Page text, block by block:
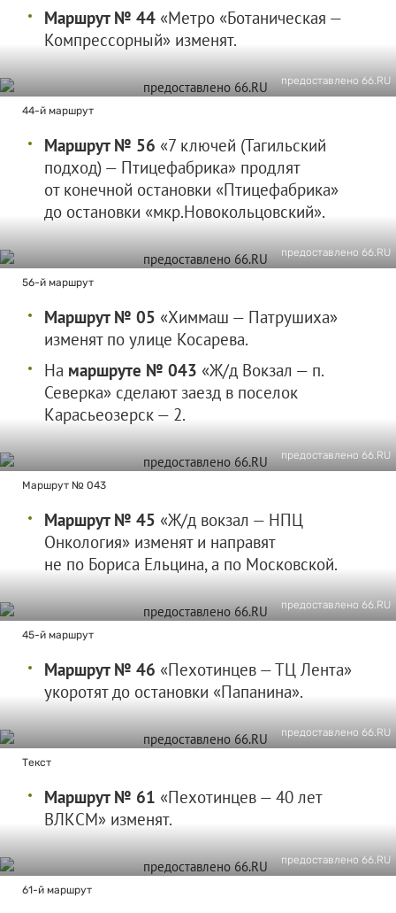
Маршрут № 44 «Метро «Ботаническая —
Компрессорный» изменят.
предоставлено 66.RU
44-й маршрут
Маршрут № 56 «7 ключей (Тагильский
подход) — Птицефабрика» продлят
от конечной остановки «Птицефабрика»
до остановки «мкр.Новокольцовский».
предоставлено 66.RU
56-й маршрут
Маршрут № 05 «Химмаш — Патрушиха»
изменят по улице Косарева.
На маршруте № 043 «Ж/д Вокзал — п.
Северка» сделают заезд в поселок
Карасьеозерск — 2.
предоставлено 66.RU
Маршрут № 043
Маршрут № 45 «Ж/д вокзал — НПЦ
Онкология» изменят и направят
не по Бориса Ельцина, а по Московской.
предоставлено 66.RU
45-й маршрут
Маршрут № 46 «Пехотинцев — ТЦ Лента»
укоротят до остановки «Папанина».
предоставлено 66.RU
Текст
Маршрут № 61 «Пехотинцев — 40 лет
ВЛКСМ» изменят.
предоставлено 66.RU
61-й маршрут